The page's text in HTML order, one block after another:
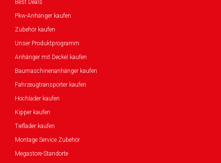
Best Deals
Pkw-Anhänger kaufen
Zubehör kaufen
Unser Produktprogramm
Anhänger mit Deckel kaufen
Baumaschinenanhänger kaufen
Fahrzeugtransporter kaufen
Hochlader kaufen
Kipper kaufen
Tieflader kaufen
Montage Service Zubehör
Megastore-Standorte